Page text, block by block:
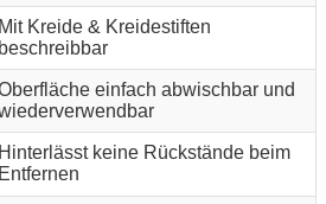
Mit Kreide & Kreidestiften
beschreibbar
einfach abwischbar und
Hinterlässt keine Rückstände beim
Entfernen